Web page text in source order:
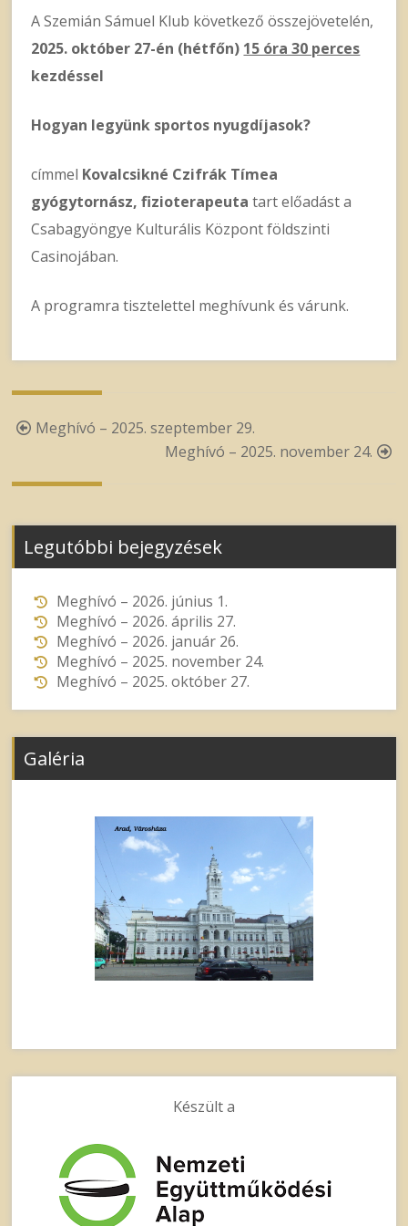
A Szemián Sámuel Klub következő összejövetelén,
2025. október 27-én (hétfőn) 15 óra 30 perces
kezdéssel
Hogyan legyünk sportos nyugdíjasok?
címmel Kovalcsikné Czifrák Tímea
gyógytornász, fizioterapeutatart előadást a
Csabagyöngye Kulturális Központ földszinti
Casinojában.
A programra tisztelettel meghívunk és várunk.
PostMeghívó – 2025. szeptember 29.
Meghívó – 2025. november 24.
Legutóbbi bejegyzések
Meghívó – 2026. június 1.
Meghívó – 2026. április 27.
Meghívó – 2026. január 26.
Meghívó – 2025. november 24.
Meghívó – 2025. október 27.
Galéria
Készült a